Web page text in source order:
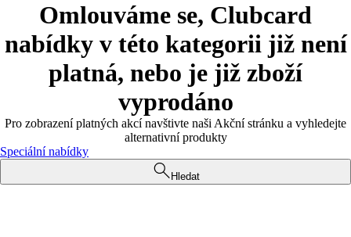
Omlouváme se, Clubcard
nabídky v této kategorii již není
platná, nebo je již zboží
vyprodáno
Pro zobrazení platných akcí navštivte naši Akční stránku a vyhledejte
alternativní produkty
Speciální nabídky
Hledat